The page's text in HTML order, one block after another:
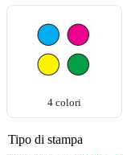
4 colori
Tipo di stampa